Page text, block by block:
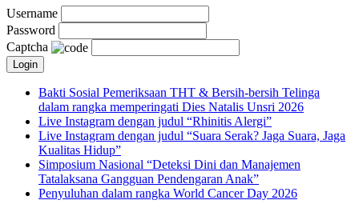
Username
Password
Captcha
Bakti Sosial Pemeriksaan THT & Bersih-bersih Telinga
dalam rangka memperingati Dies Natalis Unsri 2026
Live Instagram dengan judul “Rhinitis Alergi”
Live Instagram dengan judul “Suara Serak? Jaga Suara, Jaga
Kualitas Hidup”
Simposium Nasional “Deteksi Dini dan Manajemen
Tatalaksana Gangguan Pendengaran Anak”
Penyuluhan dalam rangka World Cancer Day 2026